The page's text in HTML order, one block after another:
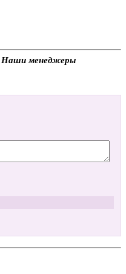
Наши менеджеры